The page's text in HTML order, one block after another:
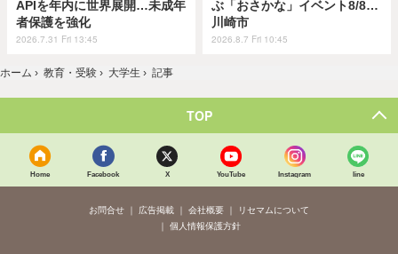
APIを年内に世界展開…未成年
者保護を強化
2026.7.31 Fri 13:45
ぶ「おさかな」イベント8/8…
川崎市
2026.8.7 Fri 10:45
ホーム › 教育・受験 › 大学生 › 記事
TOP
Home Facebook X YouTube Instagram line
お問合せ 広告掲載 会社概要
リセマムについて
個人情報保護方針